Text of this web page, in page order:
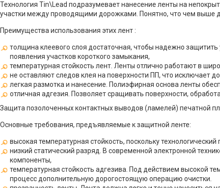
Технология Tin\Lead подразумевает нанесение ленты на
участки между проводящими дорожками. Понятно, что чем выше
Преимущества использования этих лент :
толщина клеевого слоя достаточная, чтобы надежно защитить
появления участков короткого замыкания,
температурная стойкость лент. Ленты отлично работают в
не оставляют следов клея на поверхности ПП, что исключает
легкая размотка и нанесение. Полиэфирная основа ленты
отличная адгезия. Позволяет сращивать поверхности,
Защита позолоченных контактных выводов (ламелей) печатной
Основные требования, предъявляемые к защитной ленте:
высокая температурная стойкость, поскольку
низкий статический разряд. В современной электронной
компоненты,
температурная стойкость адгезива. Под действием высокой
процесс дополнительную дорогостоящую операцию очистки.